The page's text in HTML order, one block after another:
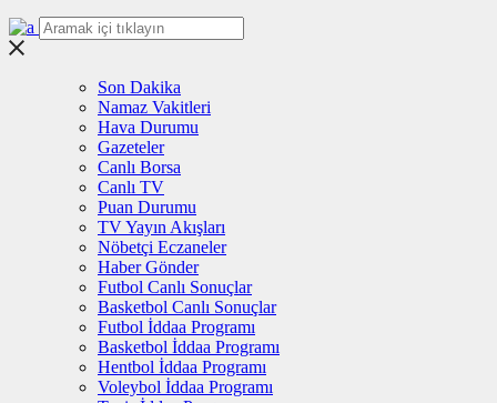
Son Dakika
Namaz Vakitleri
Hava Durumu
Gazeteler
Canlı Borsa
Canlı TV
Puan Durumu
TV Yayın Akışları
Nöbetçi Eczaneler
Haber Gönder
Futbol Canlı Sonuçlar
Basketbol Canlı Sonuçlar
Futbol İddaa Programı
Basketbol İddaa Programı
Hentbol İddaa Programı
Voleybol İddaa Programı